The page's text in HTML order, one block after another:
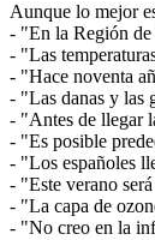
Aunque lo mejor
- "En la Región de
- "Las
- "Hace noventa
- "Las danas y las
- "Antes de llegar
- "Es posible
- "Los españoles
- "Este verano
- "La capa de
- "No creo en la